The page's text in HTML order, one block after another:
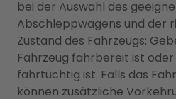
bei der Auswahl des
Abschleppwagens und der
Zustand des Fahrzeugs:
Fahrzeug fahrbereit ist
fahrtüchtig ist. Falls das
können zusätzliche